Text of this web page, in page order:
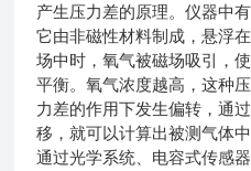
产生压力差的原理。仪器中
它由非磁性材料制成，悬浮
场中时，氧气被磁场吸引，
平衡。氧气浓度越高，这种
力差的作用下发生偏转，通
移，就可以计算出被测气体
通过光学系统、电容式传感